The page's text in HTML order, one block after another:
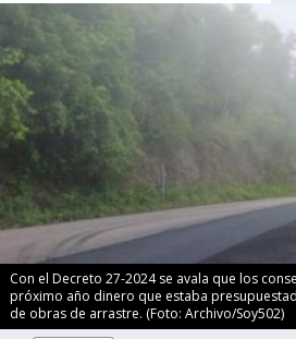
Con el Decreto 27-2024 se avala que los
próximo año dinero que estaba
de obras de arrastre. (Foto: Archivo/Soy502)